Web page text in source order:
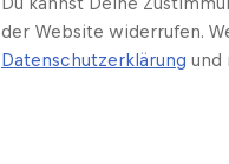
der Website widerrufen.
Datenschutzerklärung und